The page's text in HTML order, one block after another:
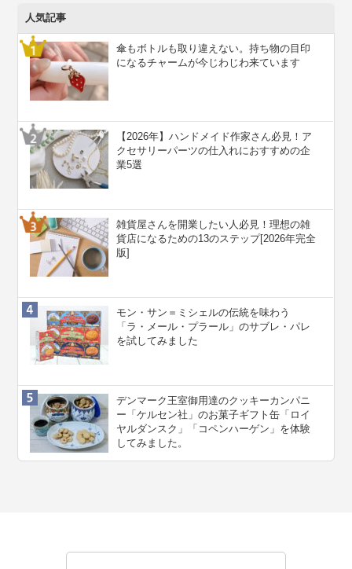
人気記事
傘もボトルも取り違えない。持ち物の目印
になるチャームが今じわじわ来ています
【2026年】ハンドメイド作家さん必見！ア
クセサリーパーツの仕入れにおすすめの企
業5選
雑貨屋さんを開業したい人必見！理想の雑
貨店になるための13のステップ[2026年完全
版]
モン・サン＝ミシェルの伝統を味わう
「ラ・メール・プラール」のサブレ・パレ
を試してみました
デンマーク王室御用達のクッキーカンパニ
ー「ケルセン社」のお菓子ギフト缶「ロイ
ヤルダンスク」「コペンハーゲン」を体験
してみました。